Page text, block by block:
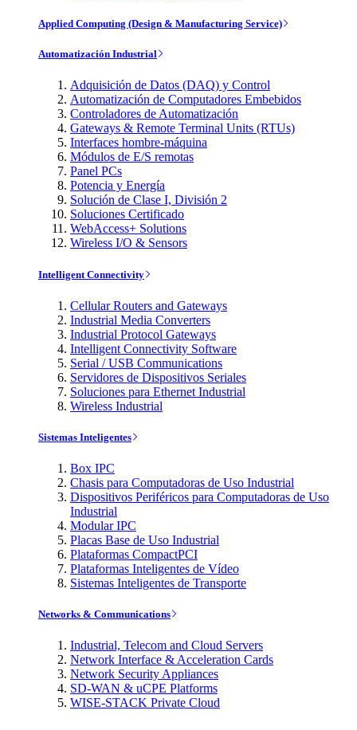
Applied Computing (Design & Manufacturing Service)
Automatización Industrial
Adquisición de Datos (DAQ) y Control
Automatización de Computadores Embebidos
Controladores de Automatización
Gateways & Remote Terminal Units (RTUs)
Interfaces hombre-máquina
Módulos de E/S remotas
Panel PCs
Potencia y Energía
Solución de Clase I, División 2
Soluciones Certificado
WebAccess+ Solutions
Wireless I/O & Sensors
Intelligent Connectivity
Cellular Routers and Gateways
Industrial Media Converters
Industrial Protocol Gateways
Intelligent Connectivity Software
Serial / USB Communications
Servidores de Dispositivos Seriales
Soluciones para Ethernet Industrial
Wireless Industrial
Sistemas Inteligentes
Box IPC
Chasis para Computadoras de Uso Industrial
Dispositivos Periféricos para Computadoras de Uso
Industrial
Modular IPC
Placas Base de Uso Industrial
Plataformas CompactPCI
Plataformas Inteligentes de Vídeo
Sistemas Inteligentes de Transporte
Networks & Communications
Industrial, Telecom and Cloud Servers
Network Interface & Acceleration Cards
Network Security Appliances
SD-WAN & uCPE Platforms
WISE-STACK Private Cloud